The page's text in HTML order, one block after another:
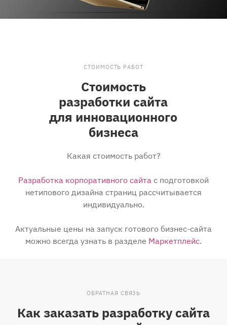
СТОИМОСТЬ РАБОТ
Стоимость
разработки сайта
для инновационного
бизнеса
Какая стоимость работ?
Разработка корпоративного сайта с подготовкой
нетипового дизайна страниц рассчитывается
индивидуально.
Актуальные цены на запуск готового бизнес-сайта
можно всегда узнать в разделе Маркетплейс.
ОБРАТНАЯ СВЯЗЬ
Как заказать разработку сайта